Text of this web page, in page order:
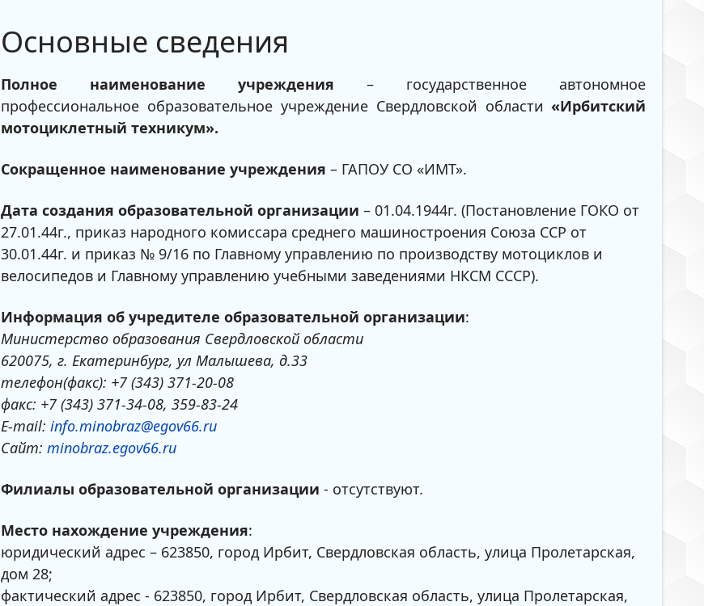
Основные сведения
Полное наименование учреждения – государственное автономное
профессиональное образовательное учреждение Свердловской области «Ирбитский
мотоциклетный техникум».
Сокращенное наименование учреждения – ГАПОУ СО «ИМТ».
Дата создания образовательной организации – 01.04.1944г. (Постановление ГОКО от
27.01.44г., приказ народного комиссара среднего машиностроения Союза ССР от
30.01.44г. и приказ № 9/16 по Главному управлению по производству мотоциклов и
велосипедов и Главному управлению учебными заведениями НКСМ СССР).
Информация об учредителе образовательной организации:
Министерство образования Свердловской области
620075, г. Екатеринбург, ул Малышева, д.33
телефон(факс): +7 (343) 371-20-08
факс: +7 (343) 371-34-08, 359-83-24
E-mail:info.minobraz@egov66.ru
Сайт:minobraz.egov66.ru
Филиалы образовательной организации - отсутствуют.
Место нахождение учреждения:
юридический адрес – 623850, город Ирбит, Свердловская область, улица Пролетарская,
дом 28;
фактический адрес - 623850, город Ирбит, Свердловская область, улица Пролетарская,